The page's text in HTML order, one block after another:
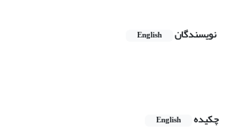
نویسندگان English
چکیده
English